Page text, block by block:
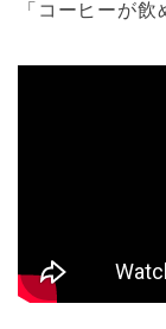
「コーヒーが